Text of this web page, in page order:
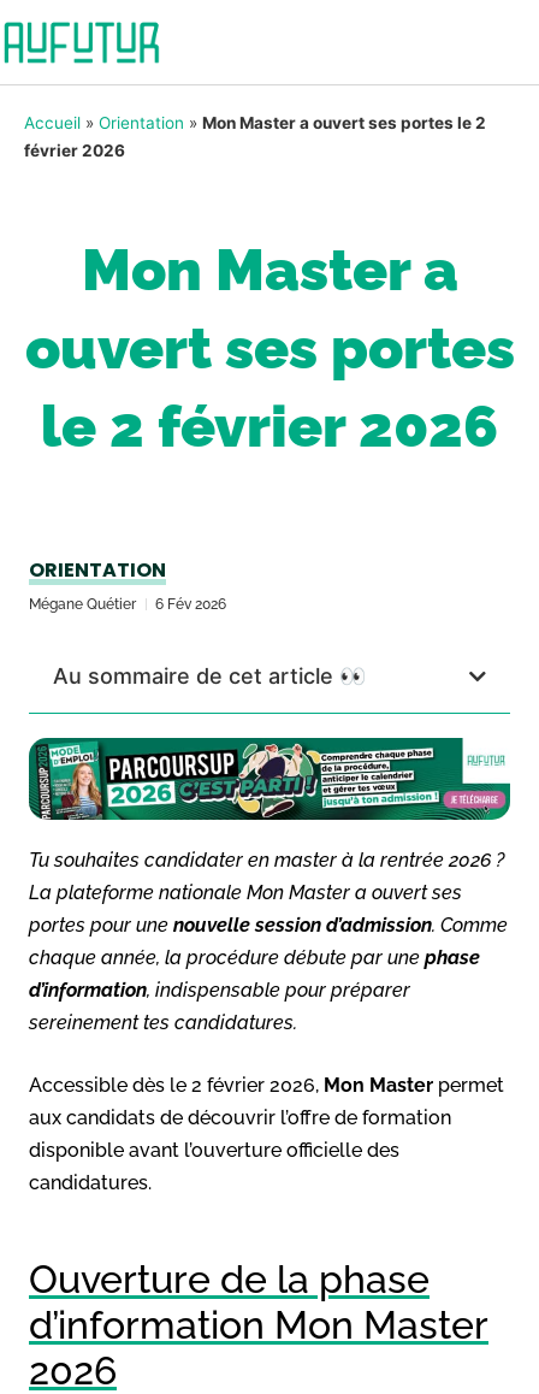
Accueil » Orientation » Mon Master a ouvert ses portes le 2
février 2026
Mon Master a
ouvert ses portes
le 2 février 2026
ORIENTATION
Mégane Quétier 6 Fév 2026
Au sommaire de cet article 👀
Tu souhaites candidater en master à la rentrée 2026 ?
La plateforme nationale Mon Master a ouvert ses
portes pour une nouvelle session d’admission. Comme
chaque année, la procédure débute par une phase
d’information, indispensable pour préparer
sereinement tes candidatures.
Accessible dès le 2 février 2026, Mon Master permet
aux candidats de découvrir l’offre de formation
disponible avant l’ouverture officielle des
candidatures.
Ouverture de la phase
d’information Mon Master
2026